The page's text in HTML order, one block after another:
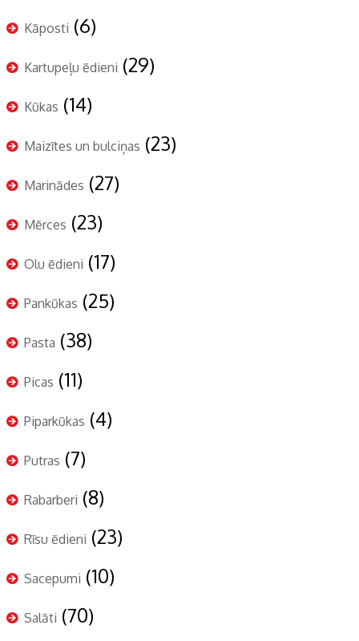
Kāposti (6)
Kartupeļu ēdieni (29)
Kūkas (14)
Maizītes un bulciņas (23)
Marinādes (27)
Mērces (23)
Olu ēdieni (17)
Pankūkas (25)
Pasta (38)
Picas (11)
Piparkūkas (4)
Putras (7)
Rabarberi (8)
Rīsu ēdieni (23)
Sacepumi (10)
Salāti (70)